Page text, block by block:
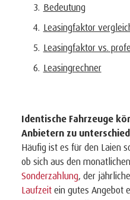
Bedeutung
Leasingfaktor
Leasingfaktor vs.
Leasingrechner
Identische Fahrzeuge
Anbietern zu
Häufig ist es für den Laien
ob sich aus den monatlichen
Sonderzahlung, der
Laufzeit ein gutes Angebot